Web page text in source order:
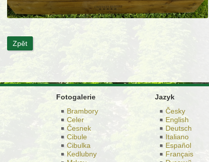
Zpět
Fotogalerie
Brambory
Celer
Česnek
Cibule
Cibulka
Kedlubny
Jazyk
Česky
English
Deutsch
Italiano
Español
Français